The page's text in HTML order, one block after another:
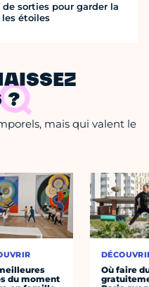
de sorties pour garder la
étoiles
?
mais qui valent le
du moment
Où faire